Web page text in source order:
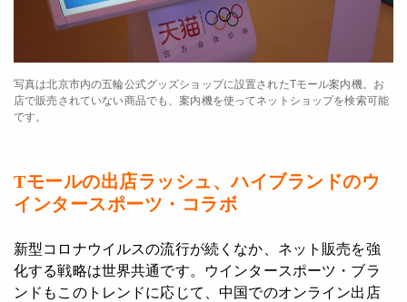
写真は北京市内の五輪公式グッズショップに設置されたTモール案内機。お
店で販売されていない商品でも、案内機を使ってネットショップを検索可能
です。
Tモールの出店ラッシュ、ハイブランドのウ
インタースポーツ・コラボ
新型コロナウイルスの流行が続くなか、ネット販売を強
化する戦略は世界共通です。ウインタースポーツ・ブラ
ンドもこのトレンドに応じて、中国でのオンライン出店